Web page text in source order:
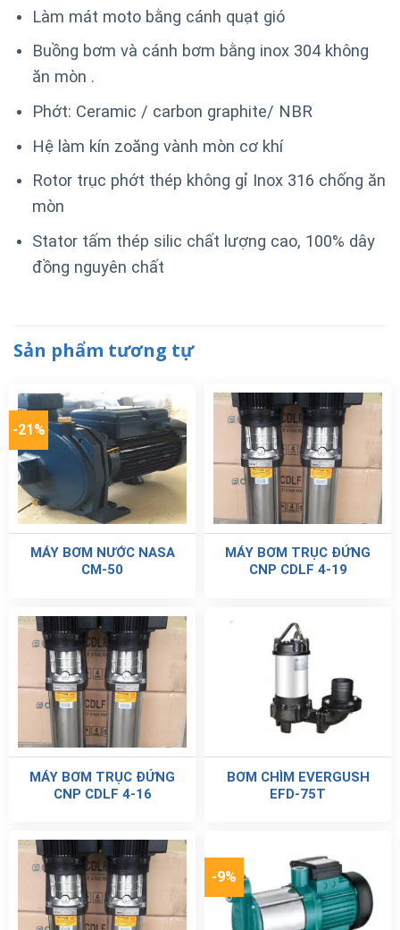
Làm mát moto bằng cánh quạt gió
Buồng bơm và cánh bơm bằng inox 304 không
ăn mòn .
Phớt: Ceramic / carbon graphite/ NBR
Hệ làm kín zoăng vành mòn cơ khí
Rotor trục phớt thép không gỉ Inox 316 chống ăn
mòn
Stator tấm thép silic chất lượng cao, 100% dây
đồng nguyên chất
Sản phẩm tương tự
-21%
MÁY BƠM NƯỚC NASA
CM-50
MÁY BƠM TRỤC ĐỨNG
CNP CDLF 4-19
MÁY BƠM TRỤC ĐỨNG
CNP CDLF 4-16
BƠM CHÌM EVERGUSH
EFD-75T
-9%